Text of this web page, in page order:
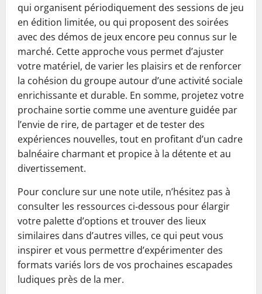
qui organisent périodiquement des sessions de jeu
en édition limitée, ou qui proposent des soirées
avec des démos de jeux encore peu connus sur le
marché. Cette approche vous permet d’ajuster
votre matériel, de varier les plaisirs et de renforcer
la cohésion du groupe autour d’une activité sociale
enrichissante et durable. En somme, projetez votre
prochaine sortie comme une aventure guidée par
l’envie de rire, de partager et de tester des
expériences nouvelles, tout en profitant d’un cadre
balnéaire charmant et propice à la détente et au
divertissement.
Pour conclure sur une note utile, n’hésitez pas à
consulter les ressources ci‑dessous pour élargir
votre palette d’options et trouver des lieux
similaires dans d’autres villes, ce qui peut vous
inspirer et vous permettre d’expérimenter des
formats variés lors de vos prochaines escapades
ludiques près de la mer.